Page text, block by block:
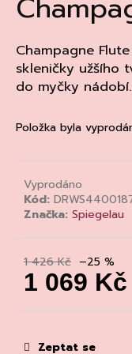
Champagne
skleničky užšího
do myčky nádobí.
Položka byla
Vyprodáno
Kód:
Značka: Spiegelau
1 426 Kč –25 %
1 069 Kč
cena:
Zeptat se
a
j
í
t
D
o
p
o